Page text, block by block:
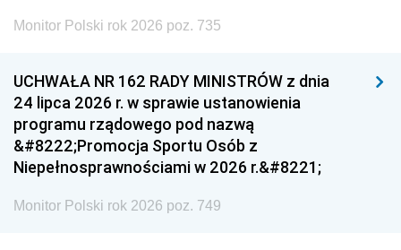
Monitor Polski rok 2026 poz. 735
UCHWAŁA NR 162 RADY MINISTRÓW z dnia
24 lipca 2026 r. w sprawie ustanowienia
programu rządowego pod nazwą
&#8222;Promocja Sportu Osób z
Niepełnosprawnościami w 2026 r.&#8221;
Monitor Polski rok 2026 poz. 749